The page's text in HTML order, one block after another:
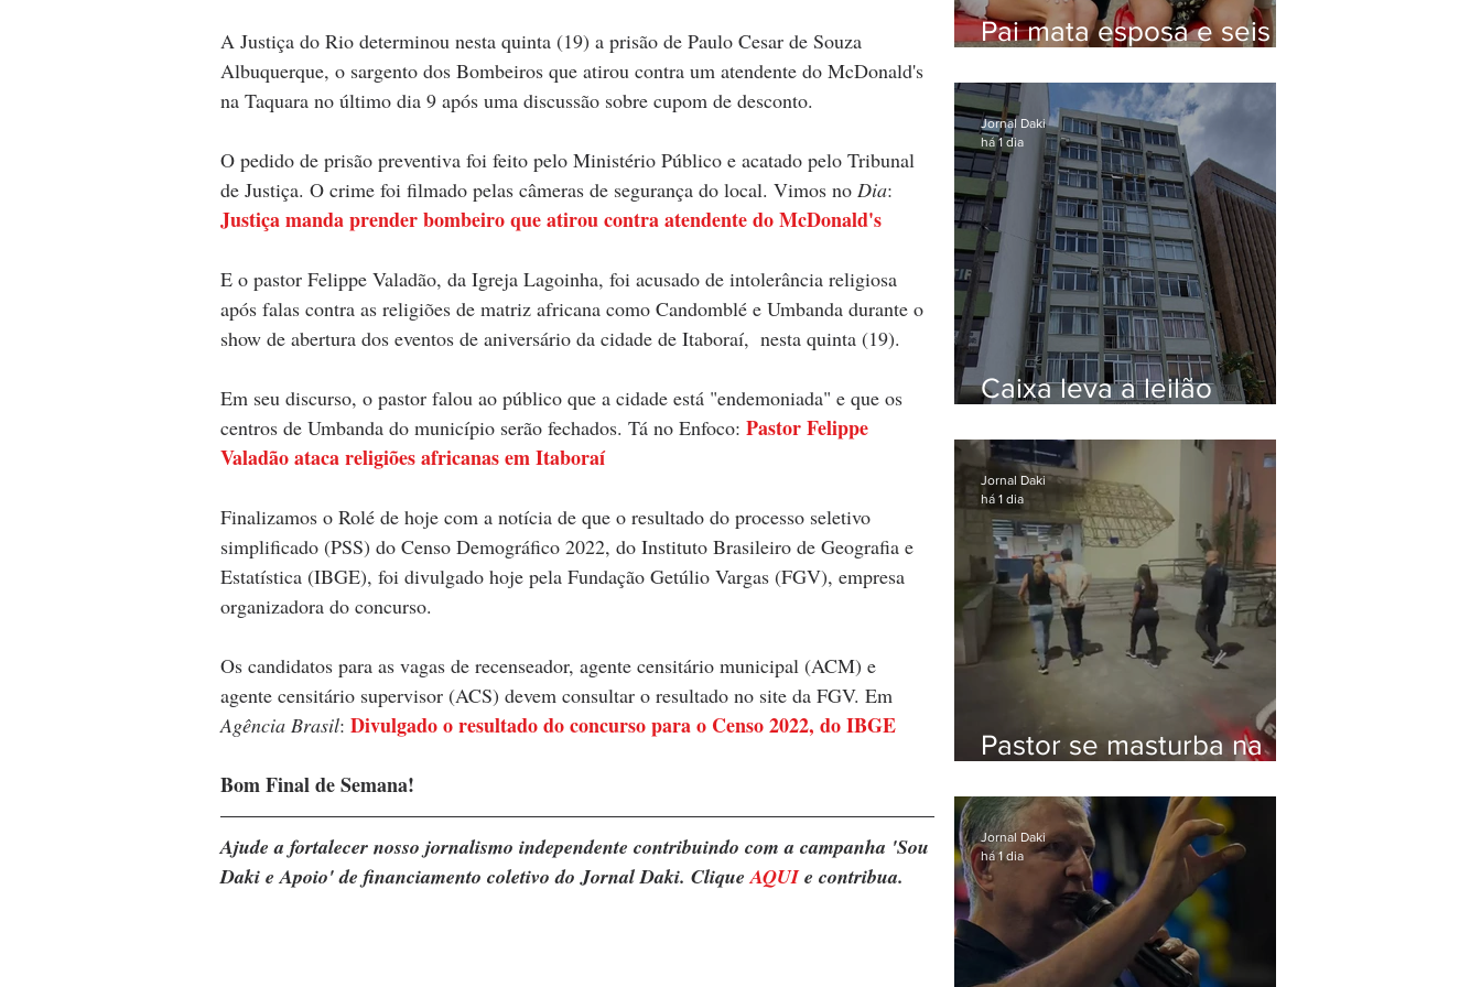
A Justiça do Rio determinou nesta quinta (19) a prisão de Paulo Cesar de Souza
Albuquerque, o sargento dos Bombeiros que atirou contra um atendente do McDonald's
na Taquara no último dia 9 após uma discussão sobre cupom de desconto.
O pedido de prisão preventiva foi feito pelo Ministério Público e acatado pelo Tribunal
de Justiça. O crime foi filmado pelas câmeras de segurança do local. Vimos no Dia:
Justiça manda prender bombeiro que atirou contra atendente do McDonald's
E o pastor Felippe Valadão, da Igreja Lagoinha, foi acusado de intolerância religiosa
após falas contra as religiões de matriz africana como Candomblé e Umbanda durante o
show de abertura dos eventos de aniversário da cidade de Itaboraí,  nesta quinta (19).
Em seu discurso, o pastor falou ao público que a cidade está "endemoniada" e que os
centros de Umbanda do município serão fechados. Tá no Enfoco: Pastor Felippe
Valadão ataca religiões africanas em Itaboraí
Finalizamos o Rolé de hoje com a notícia de que o resultado do processo seletivo
simplificado (PSS) do Censo Demográfico 2022, do Instituto Brasileiro de Geografia e
Estatística (IBGE), foi divulgado hoje pela Fundação Getúlio Vargas (FGV), empresa
organizadora do concurso.
Os candidatos para as vagas de recenseador, agente censitário municipal (ACM) e
agente censitário supervisor (ACS) devem consultar o resultado no site da FGV. Em
Agência Brasil: Divulgado o resultado do concurso para o Censo 2022, do IBGE
Bom Final de Semana!
Ajude a fortalecer nosso jornalismo independente contribuindo com a campanha 'Sou
Daki e Apoio' de financiamento coletivo do Jornal Daki. Clique AQUI e contribua.
Pai mata esposa e seis
funeral
Caixa leva a leilão
Bolsonaro em Botafogo
Jornal Daki
há 1 dia
Pastor se masturba na
preso na Zona Oeste
Jornal Daki
há 1 dia
Jornal Daki
há 1 dia